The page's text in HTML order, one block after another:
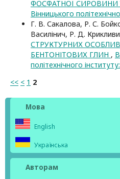
ФОСФАТНОЇ СИРОВИНИ
Вінницького
Г. В. Сакалова, Р. С.
Василінич, Р. Д.
СТРУКТУРНИХ
БЕНТОНІТОВИХ ГЛИН ,
політехнічного
<< < 1 2
Мова
English
Українська
Авторам